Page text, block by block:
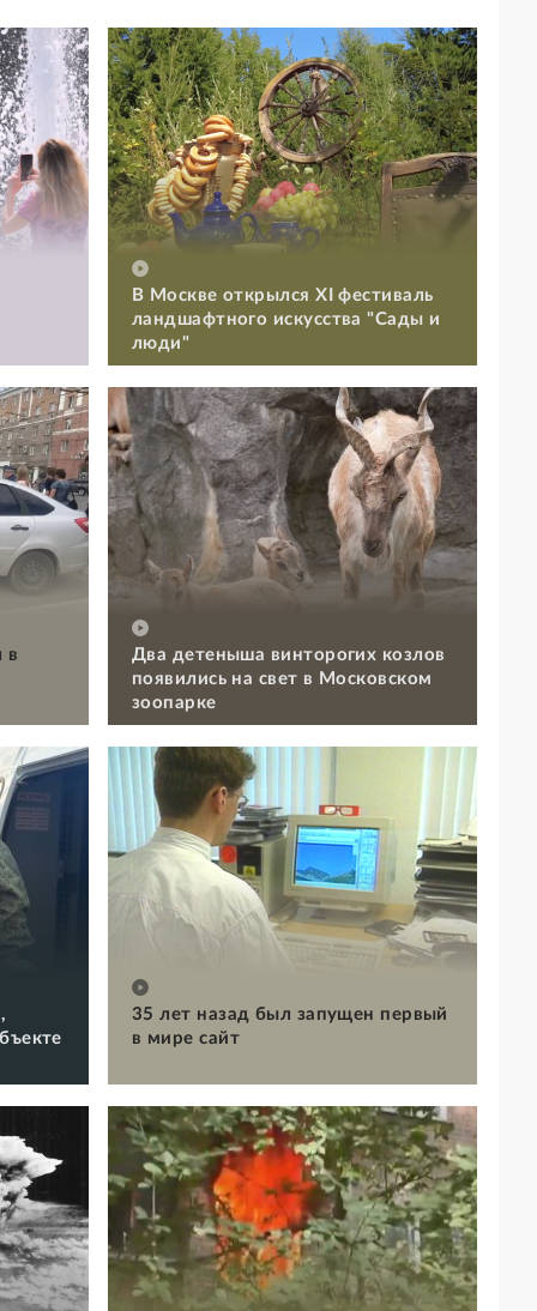
В Москве открылся XI фестиваль
ландшафтного искусства "Сады и
люди"
в
Два детеныша винторогих козлов
появились на свет в Московском
зоопарке
35 лет назад был запущен первый
в мире сайт